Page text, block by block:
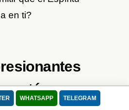
WHATSAPP TELEGRAM
en ti?